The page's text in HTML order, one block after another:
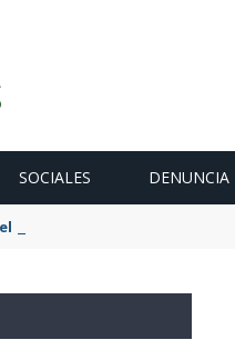
SOCIALES DENUNCIA
Parque Ecológico de Tametate